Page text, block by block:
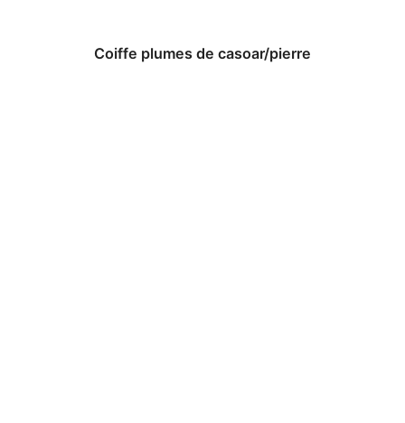
Coiffe plumes de casoar/pierre